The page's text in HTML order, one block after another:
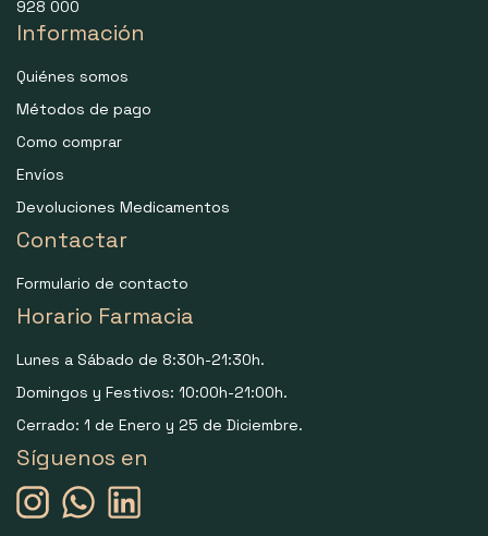
928 000
Información
Quiénes somos
Métodos de pago
Como comprar
Envíos
Devoluciones Medicamentos
Contactar
Formulario de contacto
Horario Farmacia
Lunes a Sábado de 8:30h-21:30h.
Domingos y Festivos: 10:00h-21:00h.
Cerrado: 1 de Enero y 25 de Diciembre.
Síguenos en